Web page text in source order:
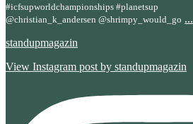
#icfsupworldchampionships #planetsup
@christian_k_andersen @shrimpy_would_go ...
standupmagazin
View Instagram post by standupmagazin